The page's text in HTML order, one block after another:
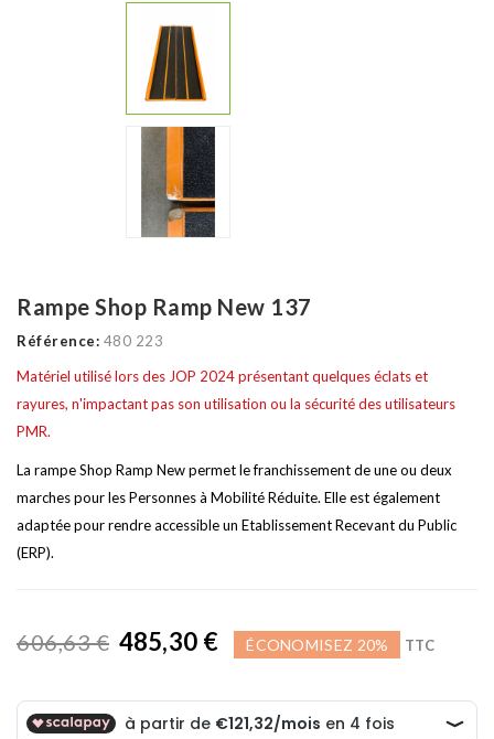
Rampe Shop Ramp New 137
Référence: 480 223
Matériel utilisé lors des JOP 2024 présentant quelques éclats et
rayures, n'impactant pas son utilisation ou la sécurité des utilisateurs
PMR.
La rampe Shop Ramp New permet le franchissement de une ou deux
marches pour les Personnes à Mobilité Réduite. Elle est également
adaptée pour rendre accessible un Etablissement Recevant du Public
(ERP).
606,63 € 485,30 € ÉCONOMISEZ 20% TTC